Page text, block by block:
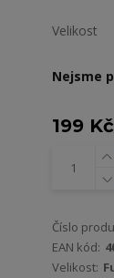
Velikost
Nejsme
199 Kč
Číslo
EAN kód:
Velikost: